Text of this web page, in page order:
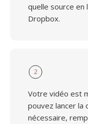
quelle source en
Dropbox.
2
Votre vidéo est
pouvez lancer la
nécessaire,